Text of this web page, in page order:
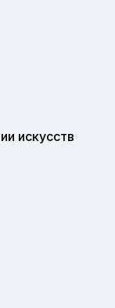
искусств